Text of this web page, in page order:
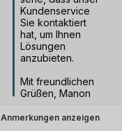
Kundenservice
Sie kontaktiert
hat, um Ihnen
Lösungen
anzubieten.
Mit freundlichen
Grüßen, Manon
Anmerkungen anzeigen